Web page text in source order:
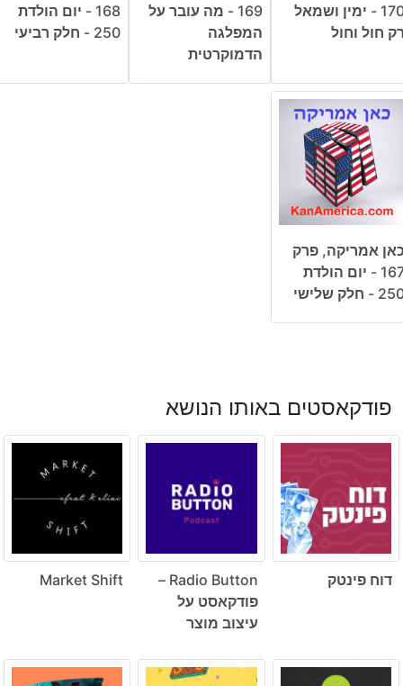
170 - ימין ושמאל
חול וחול
169 - מה עובר על
המפלגה
הדמוקרטית
168 - יום הולדת
250 - חלק רביעי
אמריקה, פרק
167 - יום הולדת
- חלק שלישי
פודקאסטים באותו הנושא
דוח פינטק
Radio Button –
פודקאסט על
עיצוב מוצר
Market Shift